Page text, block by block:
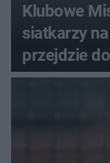
Klubowe
siatkarzy
przejdzie